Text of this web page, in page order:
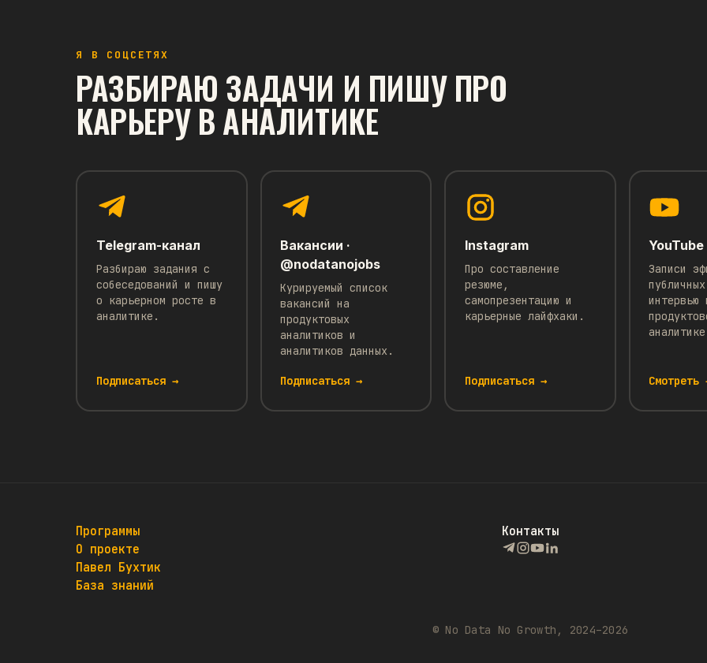
ПРОДУКТОВАЯ АНАЛИТИКА И МЕТРИКИ
Как формулировать хорошие
цели и задачи
SMART – методика формулирования
конкретных, достижимых и
ориентированных на результат целей и
Разбор кейса A/B-теста
увеличения продаж годового
тарифа
Читать →
Я В СОЦСЕТЯХ
РАЗБИРАЮ ЗАДАЧИ И ПИШУ ПРО
КАРЬЕРУ В АНАЛИТИКЕ
Telegram-канал
Разбираю задания с
собеседований и пишу
о карьерном росте в
аналитике.
Подписаться →
Вакансии ·
@nodatanojobs
Курируемый список
вакансий на
продуктовых
аналитиков и
аналитиков данных.
Подписаться →
Instagram
Про составление
резюме,
самопрезентацию и
карьерные лайфхаки.
Подписаться →
YouTube
Записи
интервью
Смотреть
Программы
О проекте
Павел Бухтик
База знаний
Контакты
© No Data No Growth, 2024–2026